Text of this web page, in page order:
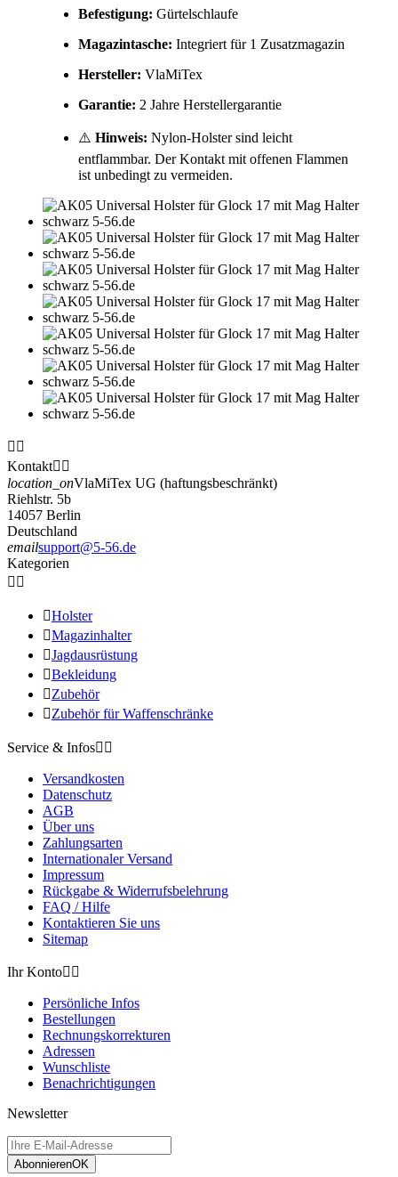
Befestigung: Gürtelschlaufe
Magazintasche: Integriert für 1 Zusatzmagazin
Hersteller: VlaMiTex
Garantie: 2 Jahre Herstellergarantie
⚠️ Hinweis: Nylon-Holster sind leicht
entflammbar. Der Kontakt mit offenen Flammen
ist unbedingt zu vermeiden.
 
Kontakt 
location_onVlaMiTex UG (haftungsbeschränkt)
Riehlstr. 5b
14057 Berlin
Deutschland
emailsupport@5-56.de
Kategorien
 
Holster
Magazinhalter
Jagdausrüstung
Bekleidung
Zubehör
Zubehör für Waffenschränke
Service & Infos 
Versandkosten
Datenschutz
AGB
Über uns
Zahlungsarten
Internationaler Versand
Impressum
Rückgabe & Widerrufsbelehrung
FAQ / Hilfe
Kontaktieren Sie uns
Sitemap
Ihr Konto 
Persönliche Infos
Bestellungen
Rechnungskorrekturen
Adressen
Wunschliste
Benachrichtigungen
Newsletter
AbonnierenOK